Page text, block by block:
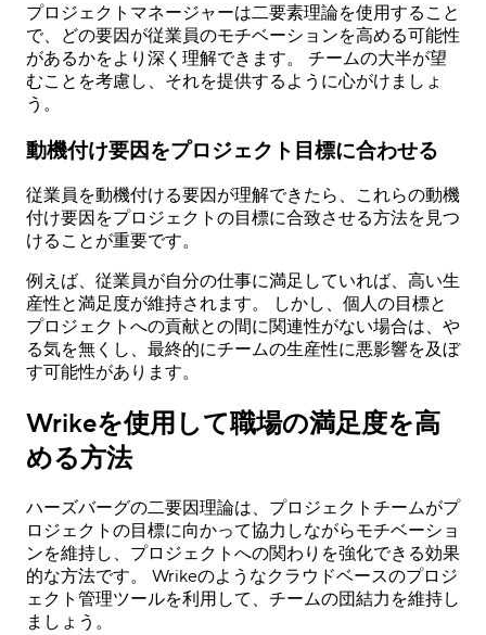
プロジェクトマネージャーは二要素理論を使用すること
で、どの要因が従業員のモチベーションを高める可能性
があるかをより深く理解できます。 チームの大半が望
むことを考慮し、それを提供するように心がけましょ
う。
動機付け要因をプロジェクト目標に合わせる
従業員を動機付ける要因が理解できたら、これらの動機
付け要因をプロジェクトの目標に合致させる方法を見つ
けることが重要です。
例えば、従業員が自分の仕事に満足していれば、高い生
産性と満足度が維持されます。 しかし、個人の目標と
プロジェクトへの貢献との間に関連性がない場合は、や
る気を無くし、最終的にチームの生産性に悪影響を及ぼ
す可能性があります。
Wrikeを使用して職場の満足度を高
める方法
ハーズバーグの二要因理論は、プロジェクトチームがプ
ロジェクトの目標に向かって協力しながらモチベーショ
ンを維持し、プロジェクトへの関わりを強化できる効果
的な方法です。 Wrikeのようなクラウドベースのプロジ
ェクト管理ツールを利用して、チームの団結力を維持し
ましょう。